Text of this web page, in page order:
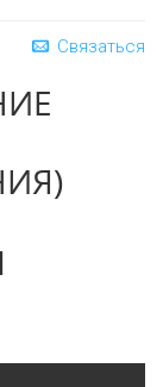
Связаться